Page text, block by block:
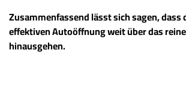
Zusammenfassend lässt sich sagen, dass
effektiven Autoöffnung weit über das
hinausgehen.